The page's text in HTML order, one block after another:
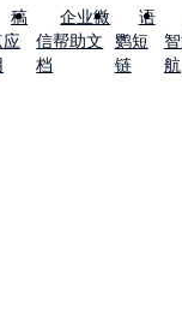
稿
应
企业微
信帮助文
档
语
鹦短
链
航